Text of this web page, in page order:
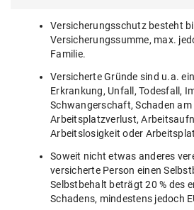
Versicherungsschutz besteht
Versicherungssumme, max.
Familie.
Versicherte Gründe sind u.a.
Erkrankung, Unfall, Todesfall,
Schwangerschaft, Schaden am
Arbeitsplatzverlust,
Arbeitslosigkeit oder
Soweit nicht etwas anderes
versicherte Person einen
Selbstbehalt beträgt 20 % des
Schadens, mindestens jedoch